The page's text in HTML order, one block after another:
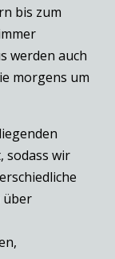
bis zum
werden auch
morgens um
sodass wir
über